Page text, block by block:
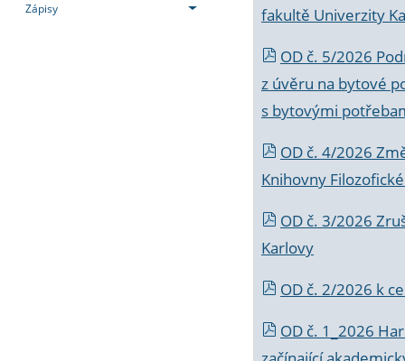
Zápisy
fakultě Univerzity
OD č. 5/2026
z úvěru na bytové
s bytovými
OD č. 4/2026
Knihovny
OD č. 3/2026
Karlovy
OD č. 2/2026 k
OD č. 1_2026